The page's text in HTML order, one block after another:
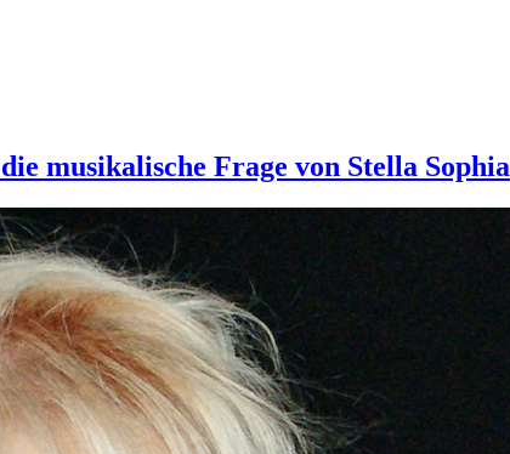
musikalische Frage von Stella Sophia